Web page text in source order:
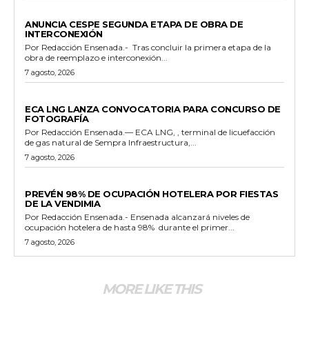
ANUNCIA CESPE SEGUNDA ETAPA DE OBRA DE
INTERCONEXIÓN
Por Redacción Ensenada.- Tras concluir la primera etapa de la
obra de reemplazo e interconexión...
7 agosto, 2026
ECA LNG LANZA CONVOCATORIA PARA CONCURSO DE
FOTOGRAFÍA
Por Redacción Ensenada.— ECA LNG, , terminal de licuefacción
de gas natural de Sempra Infraestructura,...
7 agosto, 2026
PREVÉN 98% DE OCUPACIÓN HOTELERA POR FIESTAS
DE LA VENDIMIA
Por Redacción Ensenada.- Ensenada alcanzará niveles de
ocupación hotelera de hasta 98% durante el primer...
7 agosto, 2026
MORE LIKE THIS